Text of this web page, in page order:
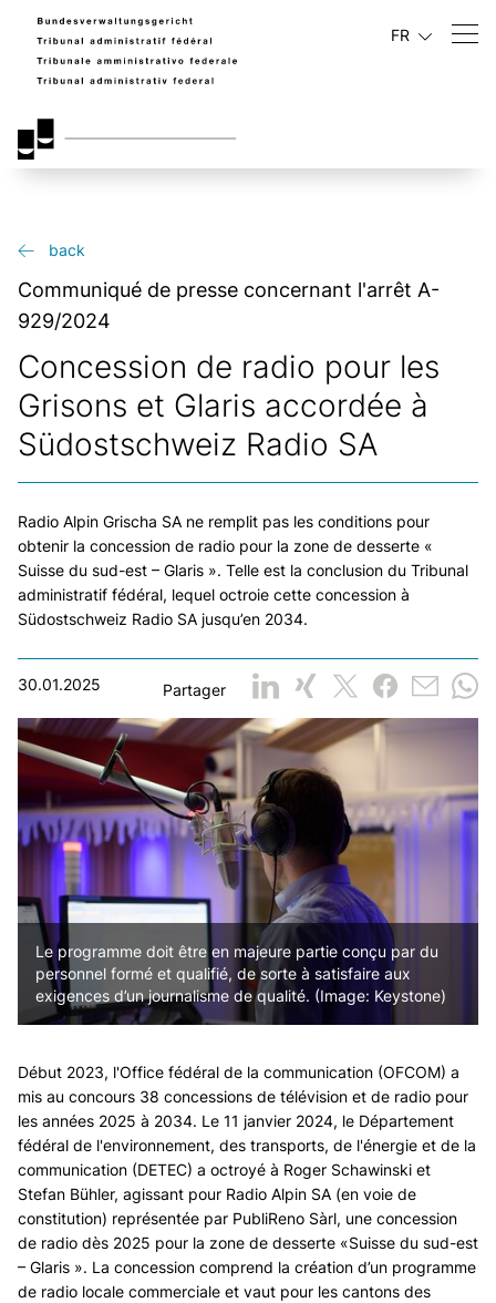
FR
back
Communiqué de presse concernant l'arrêt A-
929/2024
Concession de radio pour les
Grisons et Glaris accordée à
Südostschweiz Radio SA
Radio Alpin Grischa SA ne remplit pas les conditions pour
obtenir la concession de radio pour la zone de desserte «
Suisse du sud-est – Glaris ». Telle est la conclusion du Tribunal
administratif fédéral, lequel octroie cette concession à
Südostschweiz Radio SA jusqu’en 2034.
30.01.2025 Partager
Le programme doit être en majeure partie conçu par du
personnel formé et qualifié, de sorte à satisfaire aux
exigences d’un journalisme de qualité. (Image: Keystone)
Début 2023, l'Office fédéral de la communication (OFCOM) a
mis au concours 38 concessions de télévision et de radio pour
les années 2025 à 2034. Le 11 janvier 2024, le Département
fédéral de l'environnement, des transports, de l'énergie et de la
communication (DETEC) a octroyé à Roger Schawinski et
Stefan Bühler, agissant pour Radio Alpin SA (en voie de
constitution) représentée par PubliReno Sàrl, une concession
de radio dès 2025 pour la zone de desserte «Suisse du sud-est
– Glaris ». La concession comprend la création d’un programme
de radio locale commerciale et vaut pour les cantons des